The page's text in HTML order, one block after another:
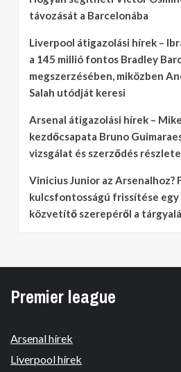
távozását a Barcelonába
Liverpool átigazolási hírek –
a 145 millió fontos Bradley
megszerzésében, miközben
Salah utódját keresi
Arsenal átigazolási hírek –
kezdőcsapata Bruno
vizsgálat és szerződés
Vinicius Junior az Arsenalhoz?
kulcsfontosságú frissítése
közvetítő szerepéről a
Premier league
Arsenal hírek
Liverpool hírek